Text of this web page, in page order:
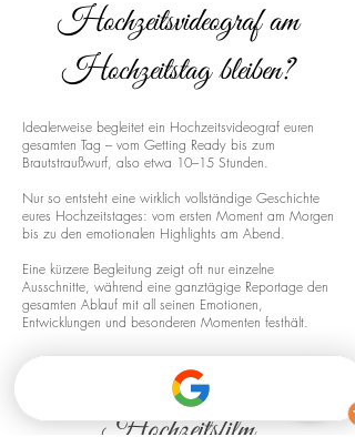
Hochzeitsvideograf am
Hochzeitstag bleiben?
Idealerweise begleitet ein Hochzeitsvideograf euren
gesamten Tag – vom Getting Ready bis zum
Brautstraußwurf, also etwa 10–15 Stunden.
Nur so entsteht eine wirklich vollständige Geschichte
eures Hochzeitstages: vom ersten Moment am Morgen
bis zu den emotionalen Highlights am Abend.
Eine kürzere Begleitung zeigt oft nur einzelne
Ausschnitte, während eine ganztägige Reportage den
gesamten Ablauf mit all seinen Emotionen,
Entwicklungen und besonderen Momenten festhält.
Drohnenaufnahmen für euren